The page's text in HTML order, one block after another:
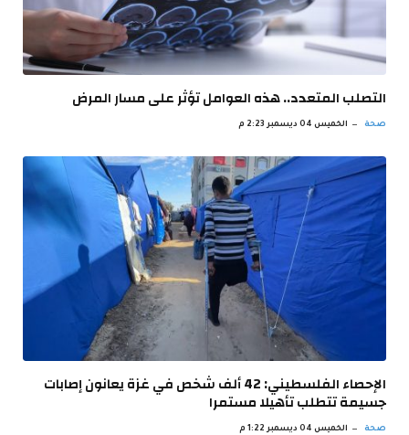
‫التصلب المتعدد.. هذه العوامل تؤثر على مسار المرض
صحة الخميس 04 ديسمبر 2:23 م
الإحصاء الفلسطيني: 42 ألف شخص في غزة يعانون إصابات
جسيمة تتطلب تأهيلا مستمرا
صحة الخميس 04 ديسمبر 1:22 م